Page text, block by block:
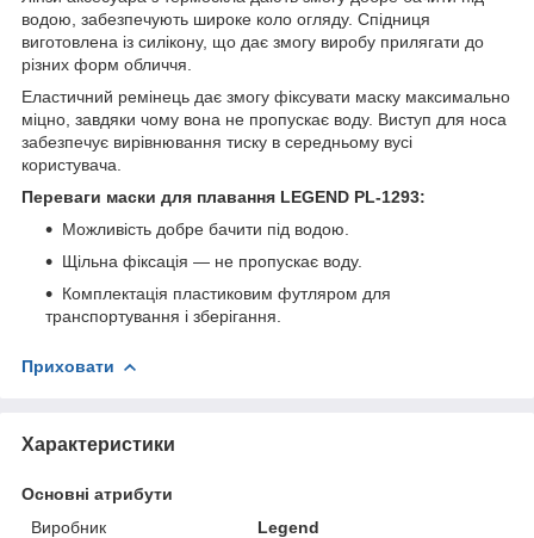
водою, забезпечують широке коло огляду. Спідниця
виготовлена із силікону, що дає змогу виробу прилягати до
різних форм обличчя.
Еластичний ремінець дає змогу фіксувати маску максимально
міцно, завдяки чому вона не пропускає воду. Виступ для носа
забезпечує вирівнювання тиску в середньому вусі
користувача.
Переваги маски для плавання LEGEND PL-1293:
Можливість добре бачити під водою.
Щільна фіксація — не пропускає воду.
Комплектація пластиковим футляром для
транспортування і зберігання.
Приховати
Характеристики
Основні атрибути
Виробник
Legend